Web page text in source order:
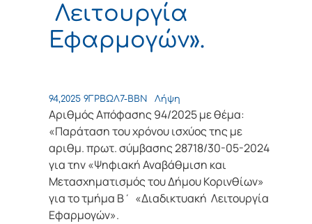
Λειτουργία
Εφαρμογών».
94,2025 9ΓΡΒΩΛ7-ΒΒΝ Λήψη
Αριθμός Απόφασης 94/2025 με θέμα:
«Παράταση του χρόνου ισχύος της με
αριθμ. πρωτ. σύμβασης 28718/30-05-2024
για την «Ψηφιακή Αναβάθμιση και
Μετασχηματισμός του Δήμου Κορινθίων»
για το τμήμα Β΄ «Διαδικτυακή Λειτουργία
Εφαρμογών».